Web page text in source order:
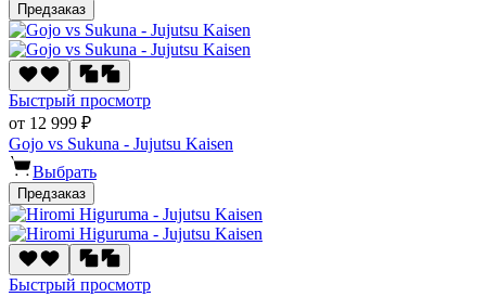
Предзаказ
Быстрый просмотр
от 12 999 ₽
Gojo vs Sukuna - Jujutsu Kaisen
Выбрать
Предзаказ
Быстрый просмотр